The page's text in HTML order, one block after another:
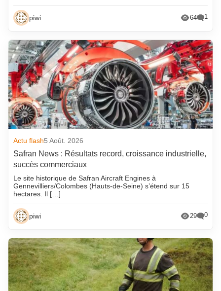
piwi 64 1
Actu flash5 Août. 2026
Safran News : Résultats record, croissance industrielle,
succès commerciaux
Le site historique de Safran Aircraft Engines à
Gennevilliers/Colombes (Hauts-de-Seine) s’étend sur 15
hectares. Il […]
piwi 29 0